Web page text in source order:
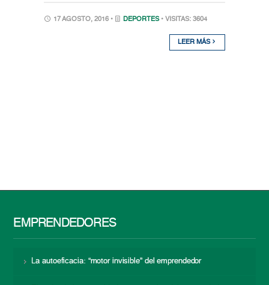
17 AGOSTO, 2016 • DEPORTES • VISITAS: 3604
LEER MÁS
EMPRENDEDORES
La autoeficacia: “motor invisible” del emprendedor